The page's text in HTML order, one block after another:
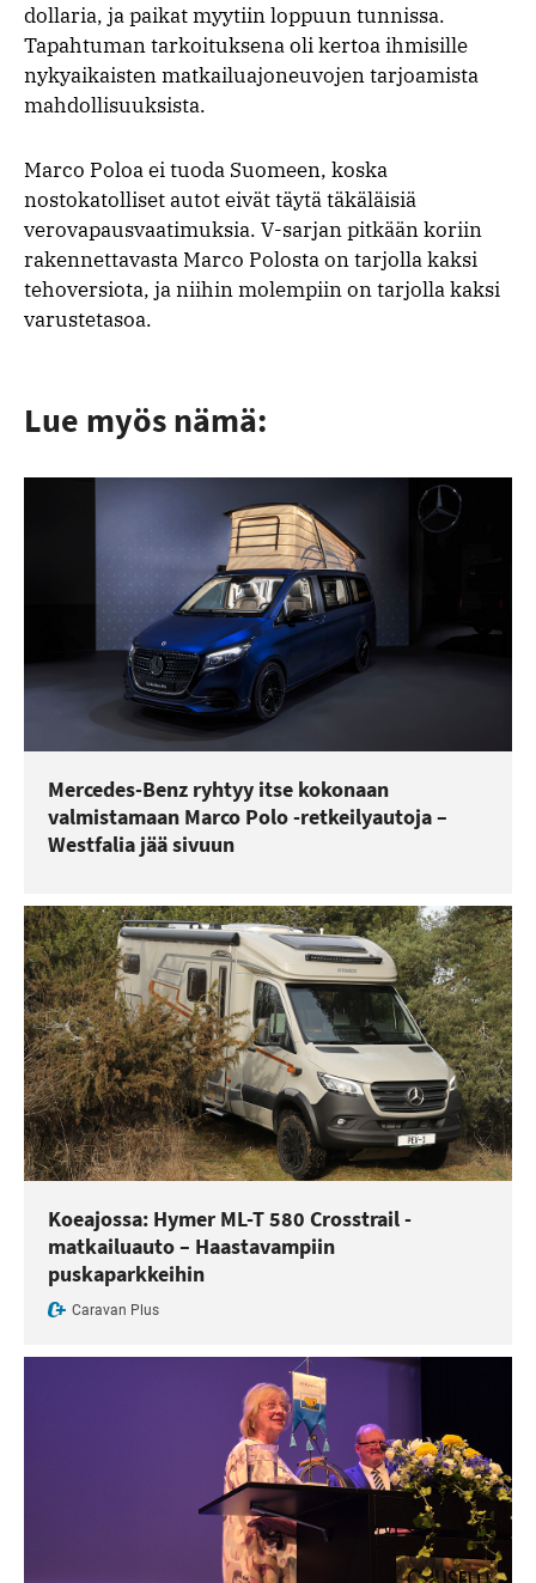
dollaria, ja paikat myytiin loppuun tunnissa.
Tapahtuman tarkoituksena oli kertoa ihmisille
nykyaikaisten matkailuajoneuvojen tarjoamista
mahdollisuuksista.
Marco Poloa ei tuoda Suomeen, koska
nostokatolliset autot eivät täytä täkäläisiä
verovapausvaatimuksia. V-sarjan pitkään koriin
rakennettavasta Marco Polosta on tarjolla kaksi
tehoversiota, ja niihin molempiin on tarjolla kaksi
varustetasoa.
Lue myös nämä:
Mercedes-Benz ryhtyy itse kokonaan
valmistamaan Marco Polo -retkeilyautoja –
Westfalia jää sivuun
Koeajossa: Hymer ML-T 580 Crosstrail -
matkailuauto – Haastavampiin
puskaparkkeihin
Caravan Plus